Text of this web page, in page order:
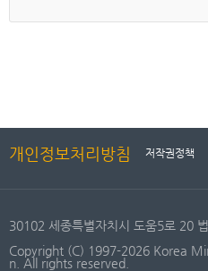
개인정보처리방침 저작권정책
30102 세종특별자치시 도움5로 20
Copyright (C) 1997-2026 Korea
n. All rights reserved.